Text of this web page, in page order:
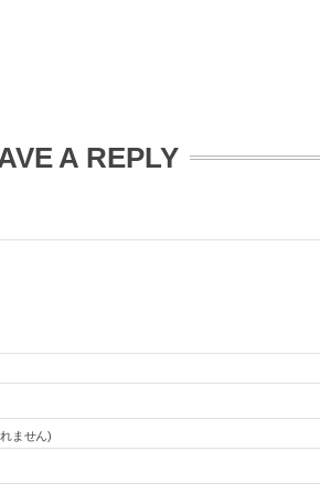
A REPLY
ません)